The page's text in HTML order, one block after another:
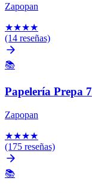
Zapopan
★★★★
(14 reseñas)
📚
Papelería Prepa 7
Zapopan
★★★★
(175 reseñas)
📚